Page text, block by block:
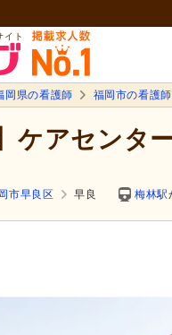
イト
岡県の看護師 福岡市の看護師
ケアセンタ
市早良区 早良 梅林駅